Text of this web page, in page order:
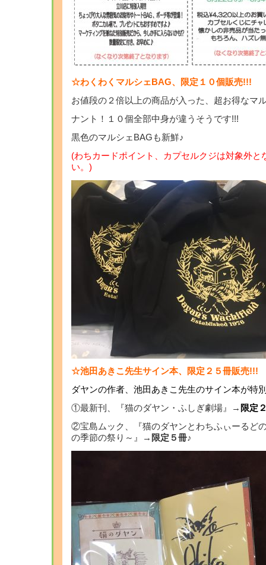
☆わくわくマルシェBAG、限定１０個販売!!!
お値段の２倍以上の商品が入った、超お得なマ
ナント！１０個全部中身が違うそうです!!!
黒色のマルシェBAGも新鮮♪
(わちカードポイント、カプセルクジは対象外と
い。)
☆池田あきこ先生サイン本、限定２５冊販売!!!
ダヤンの作者、池田あきこ先生のサイン本が特
①最新刊、『猫のダヤン・ふしぎ劇場』→ 限定
②宝島ムック、『猫のダヤンとわちふぃーるど
の季節の祭り～』→ 限定５冊♪